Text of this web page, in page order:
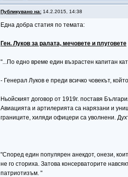
Публикувано на:14.2.2015, 14:38
Една добра статия по темата:
Ген. Луков за ралата, мечовете и плуговете
"...По едно време един възрастен капитан
- Генерал Луков е преди всичко човекът,
Ньойският договор от 1919г. поставя
Авиацията и артилерията са нарязани и
границите, хиляди офицери са уволнени.
"Според един популярен анекдот, онези,
не го сториха. Затова консерваторите
патриотизъм. "